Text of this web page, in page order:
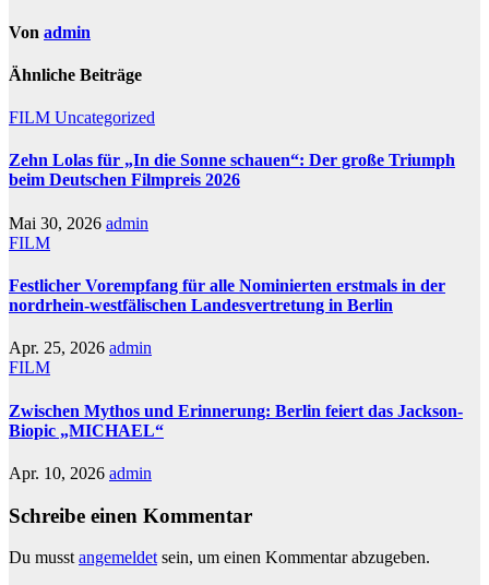
Von admin
Ähnliche Beiträge
FILM Uncategorized
Zehn Lolas für „In die Sonne schauen“: Der große Triumph
beim Deutschen Filmpreis 2026
Mai 30, 2026 admin
FILM
Festlicher Vorempfang für alle Nominierten erstmals in der
nordrhein-westfälischen Landesvertretung in Berlin
Apr. 25, 2026 admin
FILM
Zwischen Mythos und Erinnerung: Berlin feiert das Jackson-
Biopic „MICHAEL“
Apr. 10, 2026 admin
Schreibe einen Kommentar
Du musst angemeldet sein, um einen Kommentar abzugeben.